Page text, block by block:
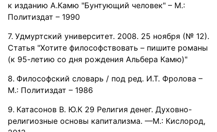
к изданию А.Камю "Бунтующий человек" – М.:
Политиздат – 1990
Удмуртский университет. 2008. 25 ноября (№ 12).
Статья "Хотите философствовать – пишите романы
(к 95-летию со дня рождения Альбера Камю)"
Философский словарь / под ред. И.Т. Фролова –
М.: Политиздат – 1986
Катасонов В. Ю.К 29 Религия денег. Духовно-
религиозные основы капитализма. —М.: Кислород,